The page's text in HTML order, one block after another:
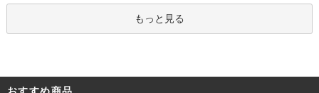
もっと見る